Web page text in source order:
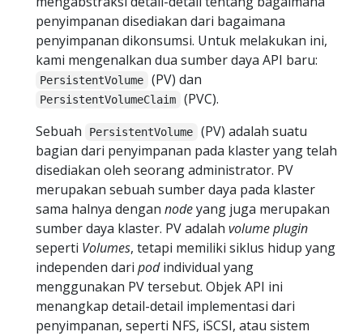
penyimpanan disediakan dari bagaimana
penyimpanan dikonsumsi. Untuk melakukan ini,
kami mengenalkan dua sumber daya API baru:
PersistentVolume (PV) dan
PersistentVolumeClaim
(PVC).
Sebuah
PersistentVolume
(PV) adalah suatu
bagian dari penyimpanan pada klaster yang telah
disediakan oleh seorang administrator. PV
merupakan sebuah sumber daya pada klaster
sama halnya dengan nodeyang juga merupakan
sumber daya klaster. PV adalah volume plugin
seperti Volumes, tetapi memiliki siklus hidup yang
independen dari podindividual yang
menggunakan PV tersebut. Objek API ini
menangkap detail-detail implementasi dari
penyimpanan, seperti NFS, iSCSI, atau sistem